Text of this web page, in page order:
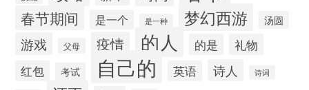
春节期间 是一个 是一种 梦幻西游 汤圆
游戏 父母 疫情 的人 的是 礼物
红包 考试 自己的 英语 诗人 诗词